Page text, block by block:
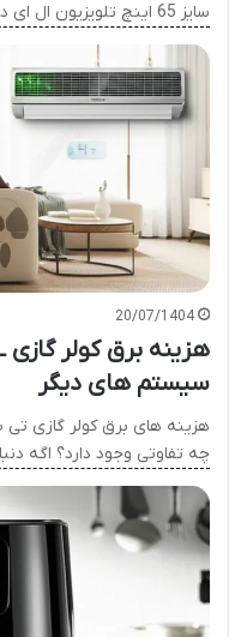
سایز 65 اینچ تلویزیون ال ای دی هوشمند خمیده سامسونگ…
20/07/1404
سیستم های دیگر
هزینه های برق کولر گازی
چه تفاوتی وجود دارد؟ اگه